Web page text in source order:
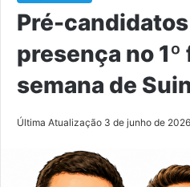
Pré-
presença no 1º
semana de
Última Atualização 3 de junho de 2026